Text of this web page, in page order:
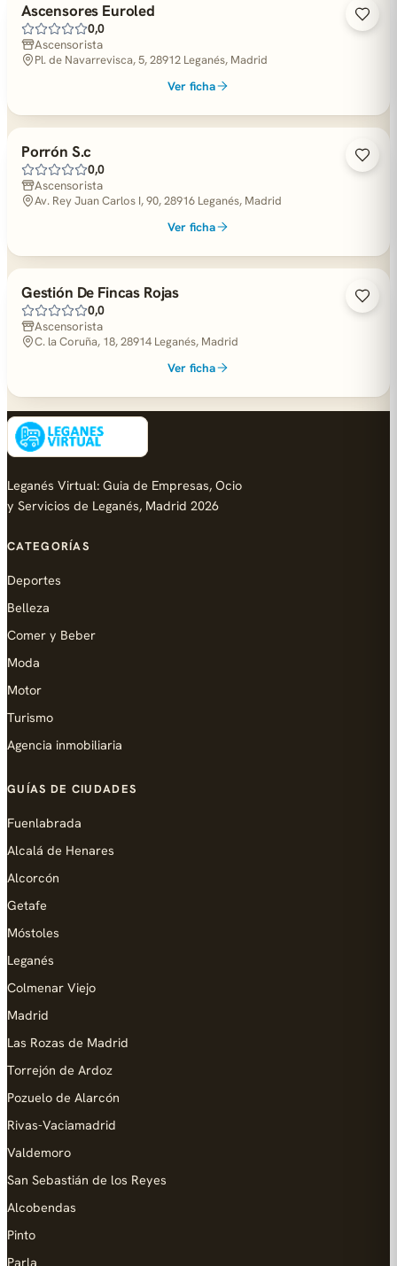
Ascensores Euroled
0,0
Ascensorista
Pl. de Navarrevisca, 5, 28912 Leganés, Madrid
Ver ficha
Porrón S.c
0,0
Ascensorista
Av. Rey Juan Carlos I, 90, 28916 Leganés, Madrid
Ver ficha
Gestión De Fincas Rojas
0,0
Ascensorista
C. la Coruña, 18, 28914 Leganés, Madrid
Ver ficha
Leganés Virtual: Guia de Empresas, Ocio
y Servicios de Leganés, Madrid 2026
CATEGORÍAS
Deportes
Belleza
Comer y Beber
Moda
Motor
Turismo
Agencia inmobiliaria
GUÍAS DE CIUDADES
Fuenlabrada
Alcalá de Henares
Alcorcón
Getafe
Móstoles
Leganés
Colmenar Viejo
Madrid
Las Rozas de Madrid
Torrejón de Ardoz
Pozuelo de Alarcón
Rivas-Vaciamadrid
Valdemoro
San Sebastián de los Reyes
Alcobendas
Pinto
Parla